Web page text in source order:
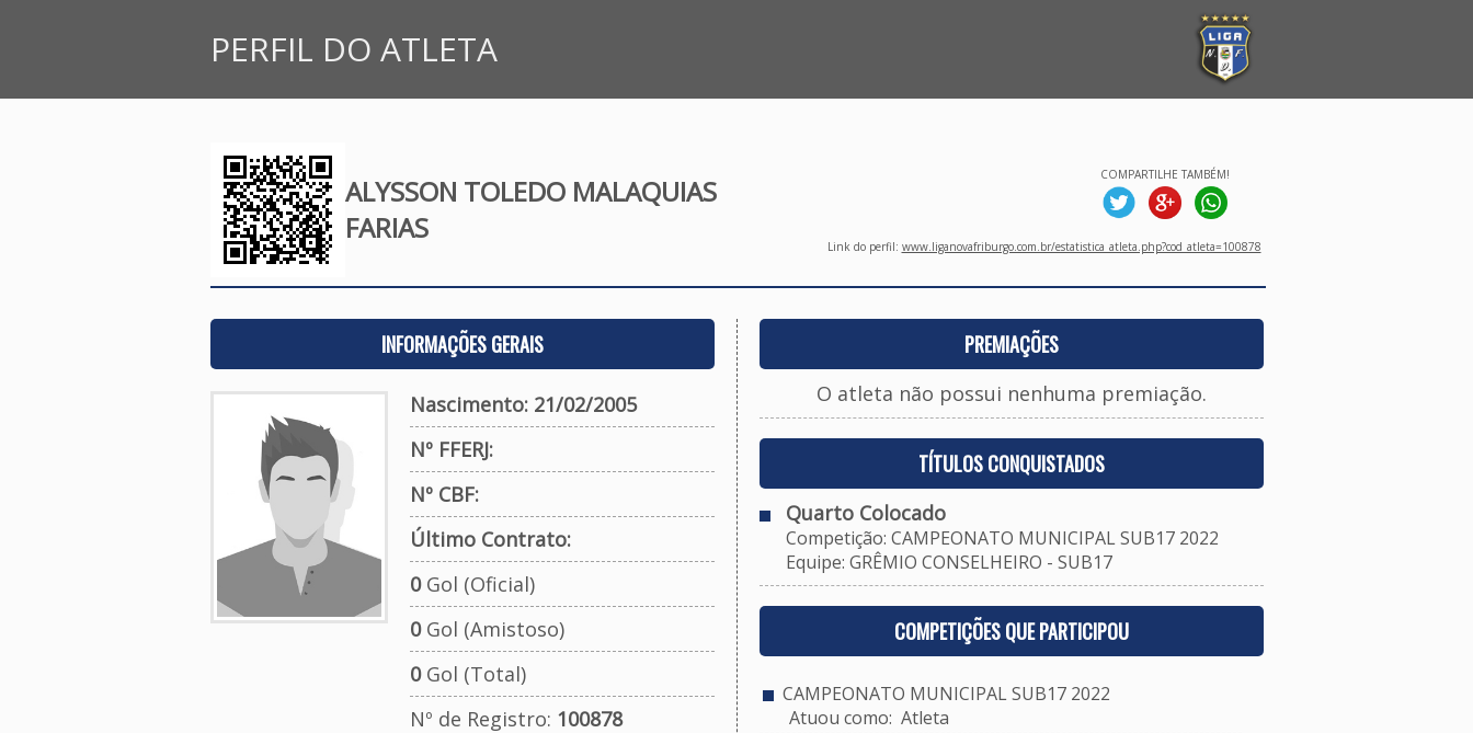
PERFIL DO ATLETA
ALYSSON TOLEDO MALAQUIAS
FARIAS
COMPARTILHE TAMBÉM!
Link do perfil: www.liganovafriburgo.com.br/estatistica_atleta.php?cod_atleta=100878
INFORMAÇÕES GERAIS
Nascimento: 21/02/2005
Nº FFERJ:
Nº CBF:
Último Contrato:
0Gol (Oficial)
0Gol (Amistoso)
0Gol (Total)
Nº de Registro: 100878
PREMIAÇÕES
O atleta não possui nenhuma premiação.
TÍTULOS CONQUISTADOS
Quarto Colocado
Competição: CAMPEONATO MUNICIPAL SUB17 2022
Equipe: GRÊMIO CONSELHEIRO - SUB17
COMPETIÇÕES QUE PARTICIPOU
CAMPEONATO MUNICIPAL SUB17 2022
Atuou como: Atleta